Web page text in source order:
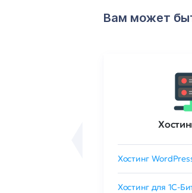
Вам может
Хостинг
Хостинг для 1C-